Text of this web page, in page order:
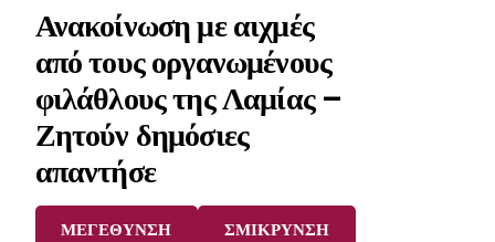
Ανακοίνωση με αιχμές
από τους οργανωμένους
φιλάθλους της Λαμίας –
Ζητούν δημόσιες
απαντήσε
ΜΕΓΕΘΥΝΣΗ
ΣΜΙΚΡΥΝΣΗ